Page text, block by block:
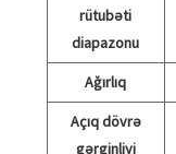
rütubəti
diapazonu
Ağırlıq
Açıq dövrə
gərginliyi